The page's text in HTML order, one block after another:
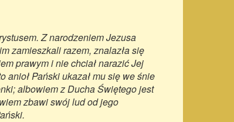
Z narodzeniem Jezusa
zamieszkali razem, znalazła się
prawym i nie chciał narazić Jej
anioł Pański ukazał mu się we śnie
albowiem z Ducha Świętego jest
zbawi swój lud od jego